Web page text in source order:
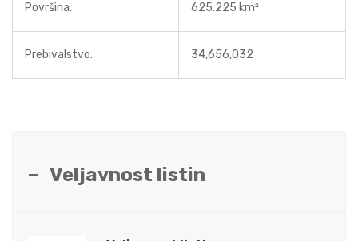
Površina: 625.225 km²
Prebivalstvo: 34,656,032
Veljavnost listin